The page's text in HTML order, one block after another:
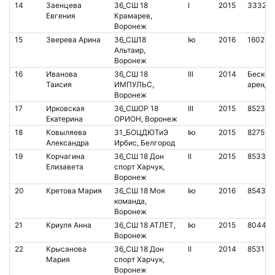
14
Заенцева
Евгения
36_СШ 18
Крамарев,
Воронеж
I 2015 333288
15 Зверева Арина
36_СШ18
Альтаир,
Воронеж
Iю 2016
16
Иванова
Таисия
36_СШ 18
ИМПУЛЬС,
Воронеж
III 2014
аренда
17
Ирковская
Екатерина
36_СШОР 18
ОРИОН, Воронеж
III 2015
18
Ковыляева
Александра
31_БОЦДЮТиЭ
Ирбис, Белгород
Iю 2015
19
Корчагина
Елизавета
36_СШ 18 Дон
спорт Харчук,
Воронеж
II 2015
20 Кретова Мария
36_СШ 18 Моя
команда,
Воронеж
Iю 2016
21 Криуля Анна
36_СШ 18 АТЛЕТ,
Воронеж
Iю 2015
22
Крысанова
Мария
36_СШ 18 Дон
спорт Харчук,
Воронеж
II 2014